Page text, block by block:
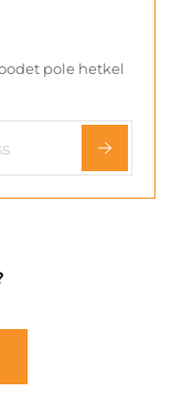
pole hetkel